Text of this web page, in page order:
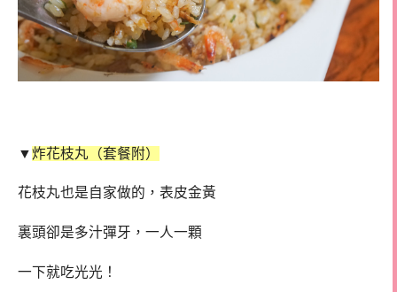
▼炸花枝丸（套餐附）
花枝丸也是自家做的，表皮金黃
裏頭卻是多汁彈牙，一人一顆
一下就吃光光！